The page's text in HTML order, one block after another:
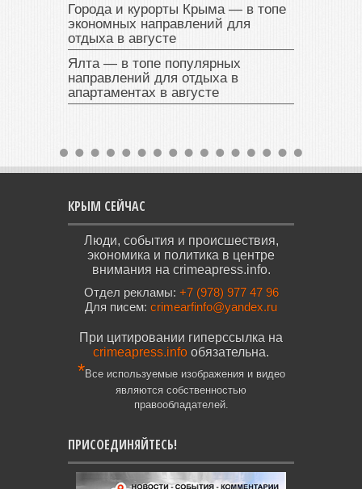
Города и курорты Крыма — в топе
экономных направлений для
отдыха в августе
Ялта — в топе популярных
направлений для отдыха в
апартаментах в августе
КРЫМ СЕЙЧАС
Люди, события и происшествия,
экономика и политика в центре
внимания на crimeapress.info.
Отдел рекламы: +7 (978) 977 47 96
Для писем: crimearfinfo@yandex.ru
При цитировании гиперссылка на
crimeapress.info обязательна.
*Все используемые изображения и видео
являются собственностью
правообладателей.
ПРИСОЕДИНЯЙТЕСЬ!